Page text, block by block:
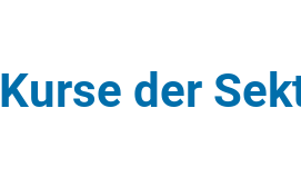
Kurse der